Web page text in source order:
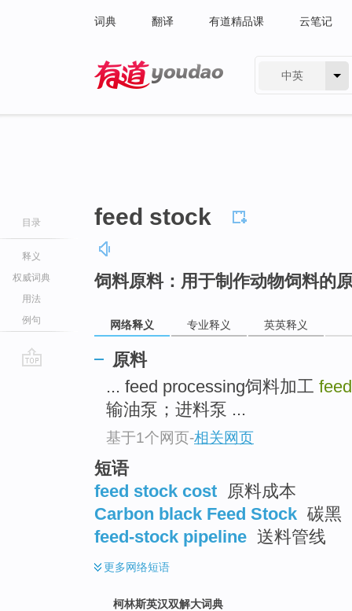
词典 翻译 有道精品课 云笔记
中英
目录
释义
权威词典
用法
例句
feed stock
饲料原料：用于制作动物饲料的
网络释义 专业释义 英英释义
原料
... feed processing饲料加工
输油泵；进料泵 ...
基于1个网页-相关网页
短语
feed stock cost
原料成本
Carbon black Feed Stock 碳黑
feed-stock pipeline 送料管线
更多网络短语
柯林斯英汉双解大词典